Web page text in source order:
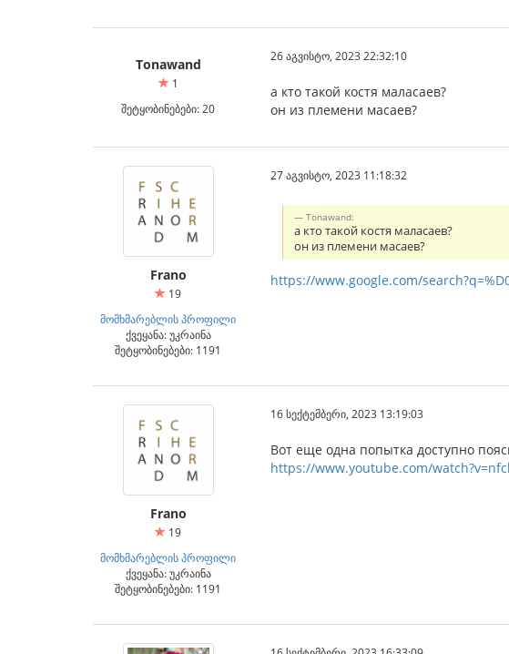
Tonawand
1
შეტყობინებები: 20
26 აგვისტო, 2023 22:32:10
а кто такой костя маласаев?
он из племени масаев?
Frano
19
მომხმარებლის პროფილი
ქვეყანა: უკრაინა
შეტყობინებები: 1191
27 აგვისტო, 2023 11:18:32
Tonawand:
а кто такой костя маласаев?
он из племени масаев?
https://www.google.com/
Frano
19
მომხმარებლის პროფილი
ქვეყანა: უკრაინა
შეტყობინებები: 1191
16 სექტემბერი, 2023 13:19:03
Вот еще одна попытка доступно
https://www.youtube.com/